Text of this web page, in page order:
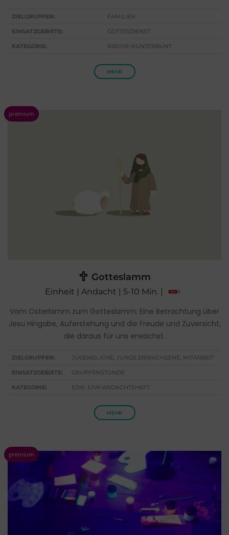
ZIELGRUPPEN: FAMILIEN
EINSATZGEBIETE: GOTTESDIENST
KATEGORIE: KIRCHE-KUNTERBUNT
MEHR
Gotteslamm
Einheit | Andacht | 5-10 Min. |
Vom Osterlamm zum Gotteslamm: Eine Betrachtung über
Jesu Hingabe, Auferstehung und die Freude und Zuversicht,
die daraus für uns erwächst.
ZIELGRUPPEN: JUGENDLICHE, JUNGE ERWACHSENE, MITARBEIT
EINSATZGEBIETE: GRUPPENSTUNDE
KATEGORIE: EJW, EJW-ANDACHTSHEFT
MEHR